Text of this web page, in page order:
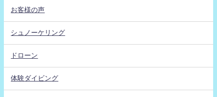
お客様の声
シュノーケリング
ドローン
体験ダイビング